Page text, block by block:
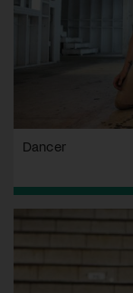
Dancer